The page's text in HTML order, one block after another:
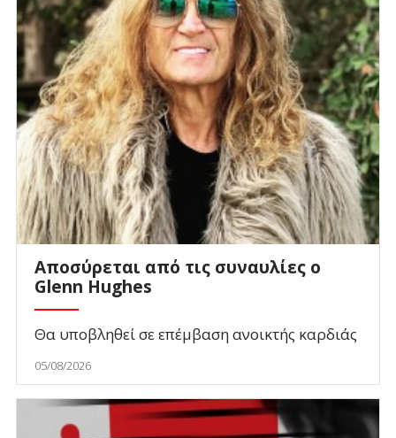
Αποσύρεται από τις συναυλίες ο
Glenn Hughes
Θα υποβληθεί σε επέμβαση ανοικτής καρδιάς
05/08/2026